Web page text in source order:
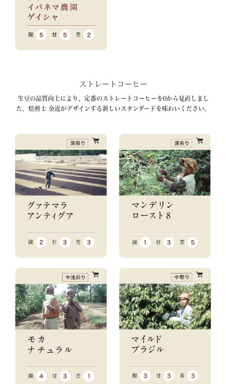
ストレートコーヒー
生豆の品質向上により、定番のストレートコーヒーを0から見直しまし
た。焙煎士 金近がデザインする新しいスタンダードを味わいください。